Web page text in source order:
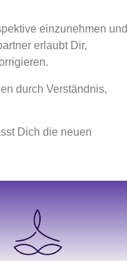
einzunehmen und
erlaubt Dir,
durch Verständnis,
Dich die neuen